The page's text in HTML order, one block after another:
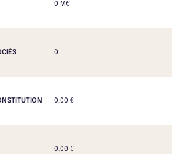
0 M€
0
0,00 €
0,00 €